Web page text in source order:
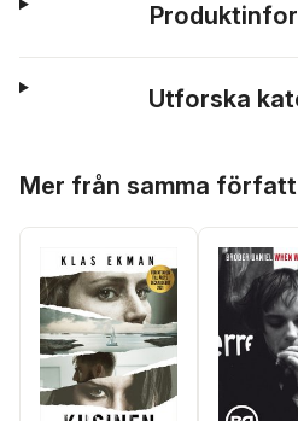
Utforska
Mer från samma